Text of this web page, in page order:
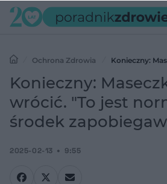
Ochrona Zdrowia
Konieczny:
jest normalny środek zapobiegawczy"
Konieczny:
wrócić. "To jest
środek
2025-02-13 9:55